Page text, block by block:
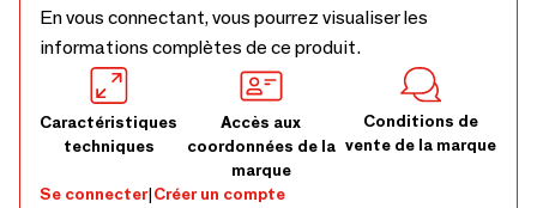
En vous connectant, vous pourrez visualiser les
informations complètes de ce produit.
Caractéristiques
techniques
Accès aux
coordonnées de la
marque
Conditions de
vente de la marque
Se connecter|Créer un compte